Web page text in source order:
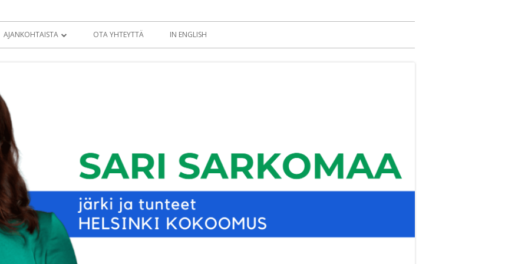
AJANKOHTAISTA
EDUSKUNTATERVEISET
EDUSKUNTA
OTA YHTEYTTÄ IN ENGLISH